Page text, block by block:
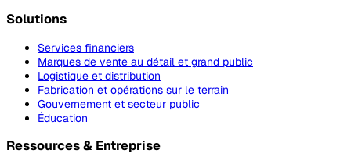
Solutions
Services financiers
Marques de vente au détail et grand public
Logistique et distribution
Fabrication et opérations sur le terrain
Gouvernement et secteur public
Éducation
Ressources & Entreprise